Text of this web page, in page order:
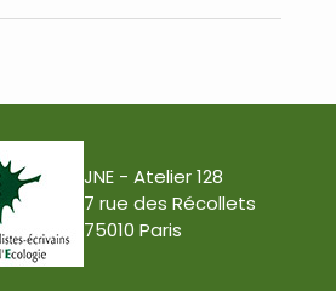
JNE - Atelier 128
7 rue des Récollets
75010 Paris